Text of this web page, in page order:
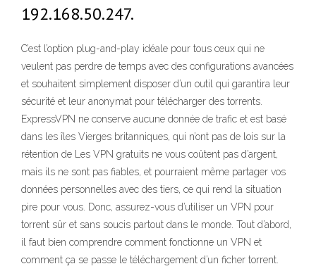
192.168.50.247.
C’est l’option plug-and-play idéale pour tous ceux qui ne
veulent pas perdre de temps avec des configurations avancées
et souhaitent simplement disposer d’un outil qui garantira leur
sécurité et leur anonymat pour télécharger des torrents.
ExpressVPN ne conserve aucune donnée de trafic et est basé
dans les îles Vierges britanniques, qui n’ont pas de lois sur la
rétention de Les VPN gratuits ne vous coûtent pas d’argent,
mais ils ne sont pas fiables, et pourraient même partager vos
données personnelles avec des tiers, ce qui rend la situation
pire pour vous. Donc, assurez-vous d’utiliser un VPN pour
torrent sûr et sans soucis partout dans le monde. Tout d’abord,
il faut bien comprendre comment fonctionne un VPN et
comment ça se passe le téléchargement d’un ficher torrent.